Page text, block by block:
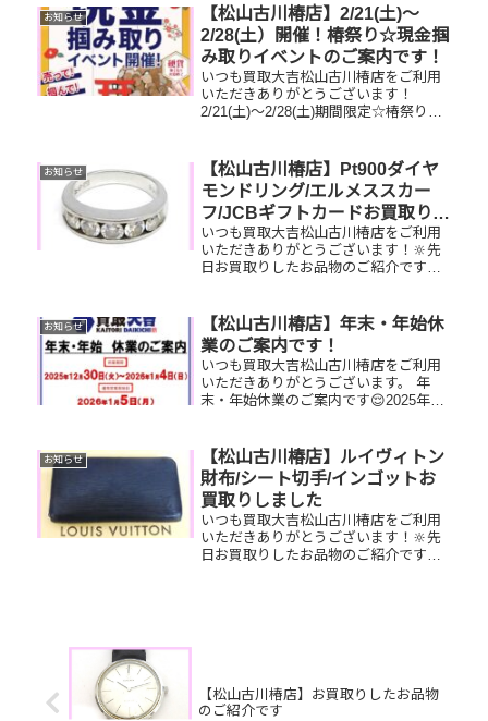
買取大吉松山古川椿店にぜひお査定さ
せてください😊ご不明な点がござい
ま...
お知らせ
【松山古川椿店】2/21(土)～
2/28(土）開催！椿祭り☆現金掴
み取りイベントのご案内です！
いつも買取大吉松山古川椿店をご利用
いただきありがとうございます！
2/21(土)～2/28(土)期間限定☆椿祭り☆
円以上ご成約のお客様限定でご参加い
ただけます😌(金券類...
お知らせ
【松山古川椿店】Pt900ダイヤ
モンドリング/エルメススカー
フ/JCBギフトカードお買取りし
ました
いつも買取大吉松山古川椿店をご利用
いただきありがとうございます！🔆先
日お買取りしたお品物のご紹介です。
家で眠っているお品物はございません
か？ぜひ買取大吉松山古川...
お知らせ
【松山古川椿店】年末・年始休
業のご案内です！
いつも買取大吉松山古川椿店をご利用
いただきありがとうございます。 年
末・年始休業のご案内です😌2025年12
(月)から通常営業させていただきます。
来...
お知らせ
【松山古川椿店】ルイヴィトン
財布/シート切手/インゴットお
買取りしました
いつも買取大吉松山古川椿店をご利用
いただきありがとうございます！🔆先
日お買取りしたお品物のご紹介です。
【松山古川椿店】お買取りしたお品物
のご紹介です